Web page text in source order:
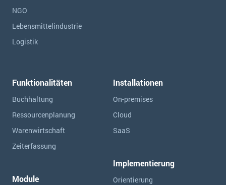
NGO
Lebensmittelindustrie
Logistik
Funktionalitäten
Buchhaltung
Ressourcen­planung
Warenwirtschaft
Zeiterfassung
Module
Installationen
On-premises
Cloud
SaaS
Implementierung
Orientierung